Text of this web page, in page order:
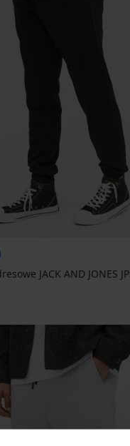
JACK AND JONES